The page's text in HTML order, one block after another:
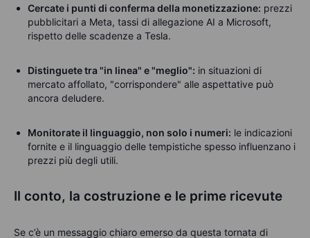
Cercate i punti di conferma della monetizzazione: prezzi
pubblicitari a Meta, tassi di allegazione AI a Microsoft,
rispetto delle scadenze a Tesla.
Distinguete tra "in linea" e "meglio": in situazioni di
mercato affollato, "corrispondere" alle aspettative può
ancora deludere.
Monitorate il linguaggio, non solo i numeri: le indicazioni
fornite e il linguaggio delle tempistiche spesso influenzano i
prezzi più degli utili.
Il conto, la costruzione e le prime ricevute
Se c’è un messaggio chiaro emerso da questa tornata di